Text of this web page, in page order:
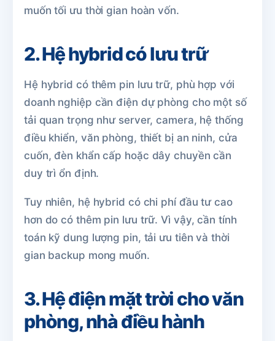
muốn tối ưu thời gian hoàn vốn.
2. Hệ hybrid có lưu trữ
Hệ hybrid có thêm pin lưu trữ, phù hợp với
doanh nghiệp cần điện dự phòng cho một số
tải quan trọng như server, camera, hệ thống
điều khiển, văn phòng, thiết bị an ninh, cửa
cuốn, đèn khẩn cấp hoặc dây chuyền cần
duy trì ổn định.
Tuy nhiên, hệ hybrid có chi phí đầu tư cao
hơn do có thêm pin lưu trữ. Vì vậy, cần tính
toán kỹ dung lượng pin, tải ưu tiên và thời
gian backup mong muốn.
3. Hệ điện mặt trời cho văn
phòng, nhà điều hành